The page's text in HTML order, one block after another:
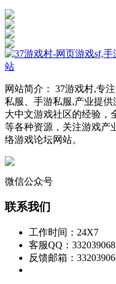
网站简介： 37游戏村,专
私服、手游私服,产业提
大中文游戏社区的经验，
等各种资源，关注游戏产
络游戏论坛网站。
微信公众号
联系我们
工作时间：24X7
客服QQ：
反馈邮箱：